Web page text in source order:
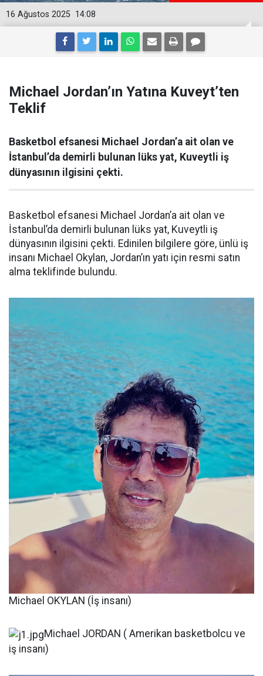
14:08
16 Ağustos 2025
Michael Jordan’ın Yatına Kuveyt’ten
Teklif
Basketbol efsanesi Michael Jordan’a ait olan ve
İstanbul’da demirli bulunan lüks yat, Kuveytli iş
dünyasının ilgisini çekti.
Basketbol efsanesi Michael Jordan’a ait olan ve
İstanbul’da demirli bulunan lüks yat, Kuveytli iş
dünyasının ilgisini çekti. Edinilen bilgilere göre, ünlü iş
insanı Michael Okylan, Jordan’ın yatı için resmi satın
alma teklifinde bulundu.
Michael OKYLAN (İş insanı)
Michael JORDAN ( Amerikan basketbolcu ve
iş insanı)